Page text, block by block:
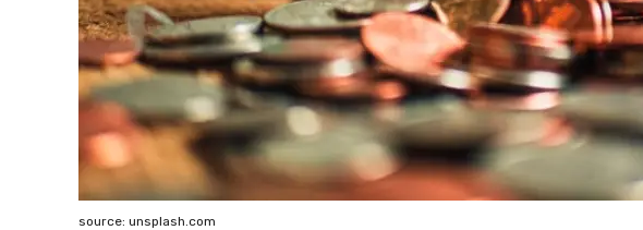
source: unsplash.com